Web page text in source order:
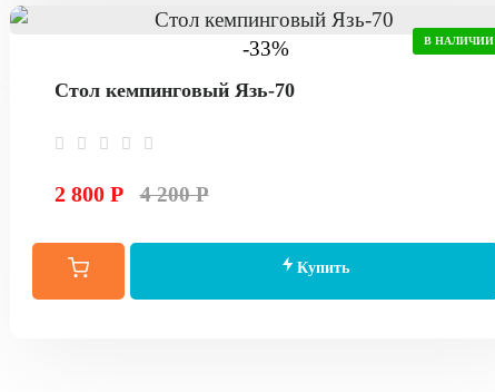
-33% В НАЛИЧИИ
Стол кемпинговый Язь-70
2 800 Р 4 200 Р
Купить